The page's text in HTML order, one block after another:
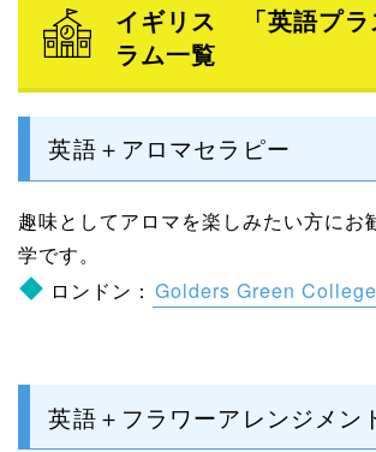
イギリス 「英語プラ
ラム一覧
英語＋アロマセラピー
趣味としてアロマを楽しみたい方にお
学です。
ロンドン： Golders Green College
英語＋フラワーアレンジメン